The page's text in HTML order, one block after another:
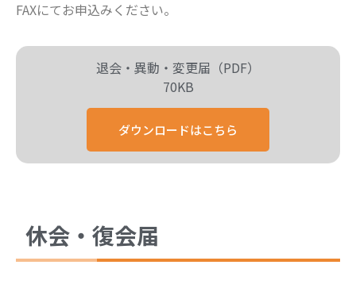
FAXにてお申込みください。
退会・異動・変更届（PDF）
70KB
ダウンロードはこちら
休会・復会届